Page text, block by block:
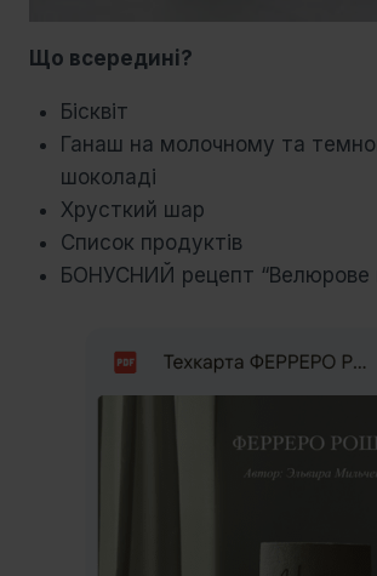
Що всередині?
Бісквіт
Ганаш на молочному та
шоколаді
Хрусткий шар
Список продуктів
БОНУСНИЙ рецепт “Велюрове